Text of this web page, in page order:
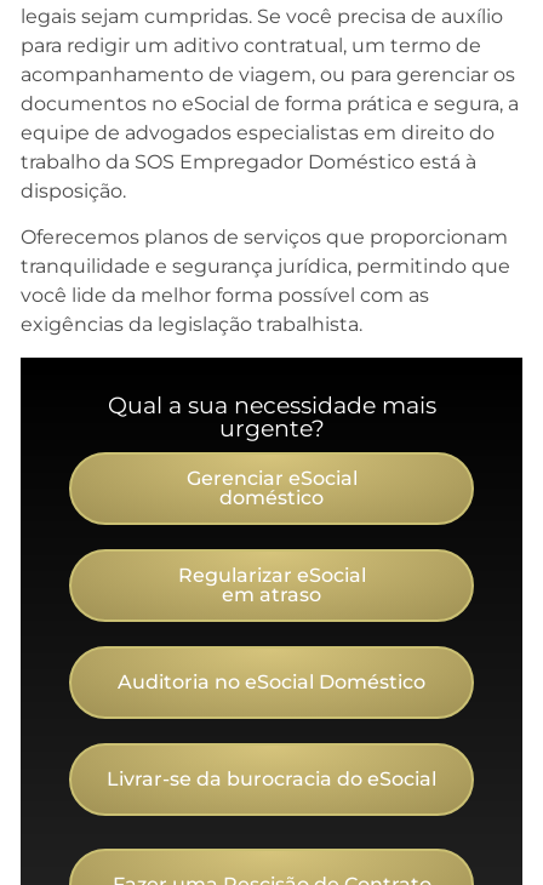
legais sejam cumpridas. Se você precisa de auxílio
para redigir um aditivo contratual, um termo de
acompanhamento de viagem, ou para gerenciar os
documentos no eSocial de forma prática e segura, a
equipe de advogados especialistas em direito do
trabalho da SOS Empregador Doméstico está à
disposição.
Oferecemos planos de serviços que proporcionam
tranquilidade e segurança jurídica, permitindo que
você lide da melhor forma possível com as
exigências da legislação trabalhista.
Qual a sua necessidade mais
urgente?
Gerenciar eSocial
doméstico
Regularizar eSocial
em atraso
Auditoria no eSocial Doméstico
Livrar-se da burocracia do eSocial